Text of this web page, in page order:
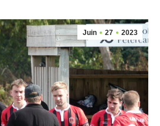
Juin 27 2023